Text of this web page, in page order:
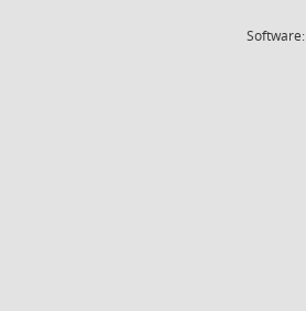
Software: